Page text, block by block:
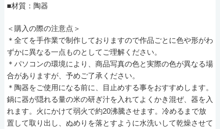
■材質：陶器
＜購入の際の注意点＞
＊全てを手作業で制作しておりますので作品ごとに色や形がわ
ずかに異なる一点ものとしてご理解ください。
＊パソコンの環境により、商品写真の色と実際の色が異なる場
合がありますが、予めご了承ください。
＊陶器をご使用になる前に、目止めする事をおすすめします。
鍋に器が隠れる量の米の研ぎ汁を入れてよくかき混ぜ、器を入
れます。火にかけて弱火で約20沸騰させます。冷めるまで放
置して取り出し、ぬめりを落とすように水洗いして乾燥させて